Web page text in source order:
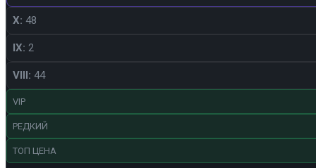
X: 48
IX: 2
VIII: 44
VIP
РЕДКИЙ
ТОП ЦЕНА